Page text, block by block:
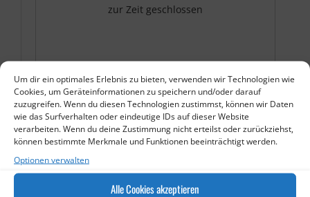
Um dir ein optimales Erlebnis zu bieten, verwenden wir Technologien wie
Cookies, um Geräteinformationen zu speichern und/oder darauf
zuzugreifen. Wenn du diesen Technologien zustimmst, können wir Daten
wie das Surfverhalten oder eindeutige IDs auf dieser Website
verarbeiten. Wenn du deine Zustimmung nicht erteilst oder zurückziehst,
können bestimmte Merkmale und Funktionen beeinträchtigt werden.
Optionen verwalten
Alle Cookies akzeptieren
zur Zeit geschlossen